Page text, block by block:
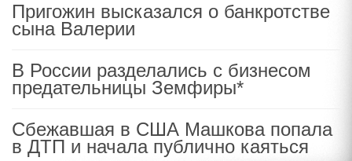
Пригожин высказался о банкротстве
сына Валерии
В России разделались с бизнесом
предательницы Земфиры*
Сбежавшая в США Машкова попала
в ДТП и начала публично каяться